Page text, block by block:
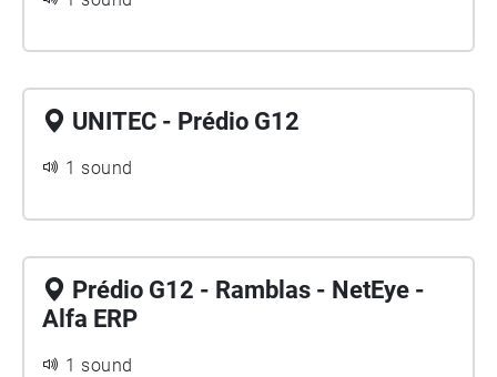
UNITEC - Prédio G12
1 sound
Prédio G12 - Ramblas - NetEye -
Alfa ERP
1 sound